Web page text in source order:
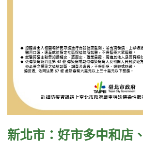
新北市：好市多中和店